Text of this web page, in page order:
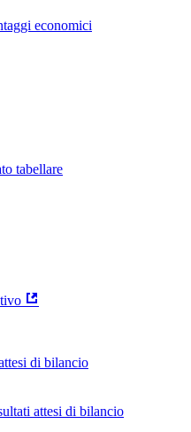
economici
tabellare
di bilancio
attesi di bilancio